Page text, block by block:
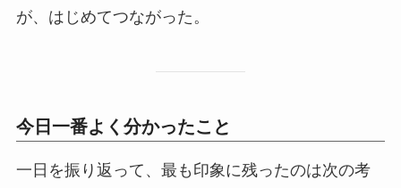
が、はじめてつながった。
今日一番よく分かったこと
一日を振り返って、最も印象に残ったのは次の考